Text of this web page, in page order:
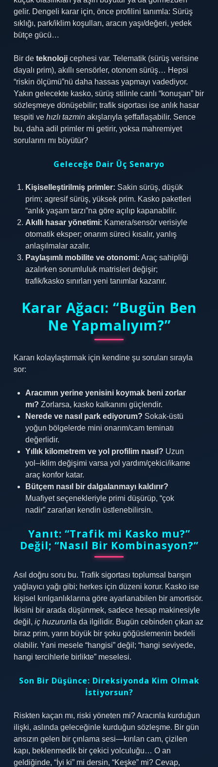
gelir. Dengeli karar için, önce profilini tanımla: Sürüş
sıklığı, park/iklim koşulları, aracın yaşı/değeri, yedek
bütçe gücü…
Bir de teknoloji cephesi var. Telematik (sürüş verisine
dayalı prim), akıllı sensörler, otonom sürüş… Hepsi
“riskin ölçümü”nü daha hassas yapmayı vadediyor.
Yakın gelecekte kasko, sürüş stilinle canlı “konuşan” bir
sözleşmeye dönüşebilir; trafik sigortası ise anlık hasar
tespiti ve hızlı tazmin akışlarıyla şeffaflaşabilir. Sence
bu, daha adil primler mi getirir, yoksa mahremiyet
sorularını mı büyütür?
Geleceğe Dair Üç Senaryo
Kişiselleştirilmiş primler: Sakin sürüş, düşük
prim; agresif sürüş, yüksek prim. Kasko paketleri
“anlık yaşam tarzı”na göre açılıp kapanabilir.
Akıllı hasar yönetimi: Kamera/sensör verisiyle
otomatik eksper; onarım süreci kısalır, yanlış
anlaşılmalar azalır.
Paylaşımlı mobilite ve otonomi: Araç sahipliği
azalırken sorumluluk matrisleri değişir;
trafik/kasko sınırları yeni tanımlar kazanır.
Karar Ağacı: “Bugün Ben
Ne Yapmalıyım?”
Kararı kolaylaştırmak için kendine şu soruları sırayla
sor:
Aracımın yerine yenisini koymak beni zorlar
mı? Zorlarsa, kasko kalkanını güçlendir.
Nerede ve nasıl park ediyorum? Sokak-üstü
yoğun bölgelerde mini onarım/cam teminatı
değerlidir.
Yıllık kilometrem ve yol profilim nasıl? Uzun
yol–iklim değişimi varsa yol yardım/çekici/ikame
araç konfor katar.
Bütçem nasıl bir dalgalanmayı kaldırır?
Muafiyet seçenekleriyle primi düşürüp, “çok
nadir” zararları kendin üstlenebilirsin.
Yanıt: “Trafik mi Kasko mu?”
Değil; “Nasıl Bir Kombinasyon?”
Asıl doğru soru bu. Trafik sigortası toplumsal barışın
yağlayıcı yağı gibi; herkes için düzeni korur. Kasko ise
kişisel kırılganlıklarına göre ayarlanabilen bir amortisör.
İkisini bir arada düşünmek, sadece hesap makinesiyle
değil, iç huzurun la da ilgilidir. Bugün cebinden çıkan az
biraz prim, yarın büyük bir şoku göğüslemenin bedeli
olabilir. Yani mesele “hangisi” değil; “hangi seviyede,
hangi tercihlerle birlikte” meselesi.
Son Bir Düşünce: Direksiyonda Kim Olmak
İstiyorsun?
Riskten kaçan mı, riski yöneten mi? Aracınla kurduğun
ilişki, aslında geleceğinle kurduğun sözleşme. Bir gün
ansızın gelen bir çınlama sesi—kırılan cam, çizilen
kapı, beklenmedik bir çekici yolculuğu… O an
geldiğinde, “İyi ki” mi dersin, “Keşke” mi? Cevap,